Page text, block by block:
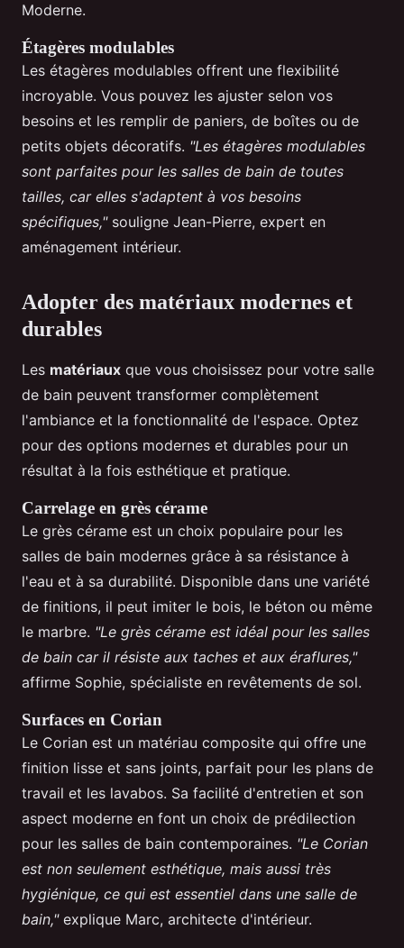
Moderne.
Étagères modulables
Les étagères modulables offrent une flexibilité
incroyable. Vous pouvez les ajuster selon vos
besoins et les remplir de paniers, de boîtes ou de
petits objets décoratifs. "Les étagères modulables
sont parfaites pour les salles de bain de toutes
tailles, car elles s'adaptent à vos besoins
spécifiques,"souligne Jean-Pierre, expert en
aménagement intérieur.
Adopter des matériaux modernes et
durables
Les matériaux que vous choisissez pour votre salle
de bain peuvent transformer complètement
l'ambiance et la fonctionnalité de l'espace. Optez
pour des options modernes et durables pour un
résultat à la fois esthétique et pratique.
Carrelage en grès cérame
Le grès cérame est un choix populaire pour les
salles de bain modernes grâce à sa résistance à
l'eau et à sa durabilité. Disponible dans une variété
de finitions, il peut imiter le bois, le béton ou même
le marbre. "Le grès cérame est idéal pour les salles
de bain car il résiste aux taches et aux éraflures,"
affirme Sophie, spécialiste en revêtements de sol.
Surfaces en Corian
Le Corian est un matériau composite qui offre une
finition lisse et sans joints, parfait pour les plans de
travail et les lavabos. Sa facilité d'entretien et son
aspect moderne en font un choix de prédilection
pour les salles de bain contemporaines. "Le Corian
est non seulement esthétique, mais aussi très
hygiénique, ce qui est essentiel dans une salle de
bain,"explique Marc, architecte d'intérieur.